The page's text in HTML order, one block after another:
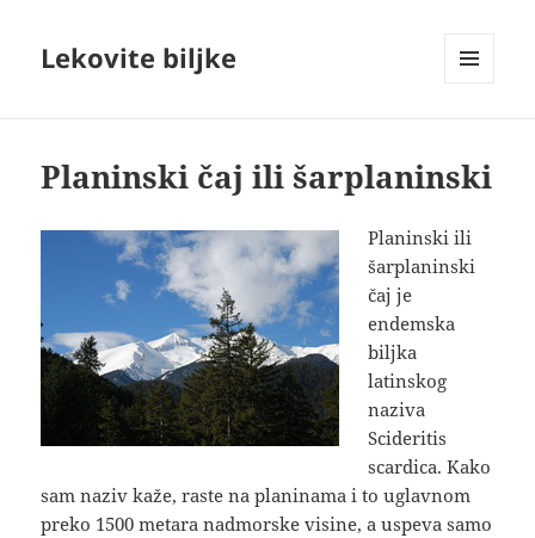
Lekovite biljke
Planinski čaj ili šarplaninski
Planinski ili
šarplaninski
čaj je
endemska
biljka
latinskog
naziva
Scideritis
scardica. Kako
sam naziv kaže, raste na planinama i to uglavnom
preko 1500 metara nadmorske visine, a uspeva samo